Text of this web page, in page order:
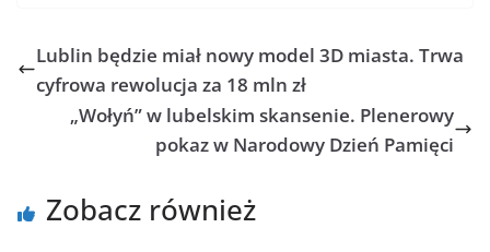
Lublin będzie miał nowy model 3D miasta. Trwa
cyfrowa rewolucja za 18 mln zł
„Wołyń” w lubelskim skansenie. Plenerowy
pokaz w Narodowy Dzień Pamięci
Zobacz również